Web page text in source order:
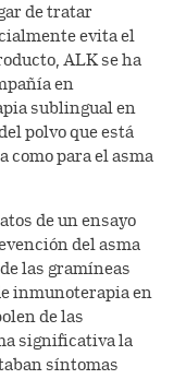
de
las
para fabricar
de la
de tratar
evita el
ALK se ha
en
sublingual en
polvo que está
para el asma
de un ensayo
del asma
las gramíneas
inmunoterapia en
de las
significativa la
síntomas